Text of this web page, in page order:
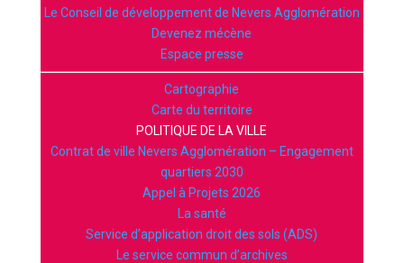
Le Conseil de développement de Nevers Agglomération
Devenez mécène
Espace presse
Cartographie
Carte du territoire
POLITIQUE DE LA VILLE
Contrat de ville Nevers Agglomération – Engagement
quartiers 2030
Appel à Projets 2026
La santé
Service d’application droit des sols (ADS)
Le service commun d’archives